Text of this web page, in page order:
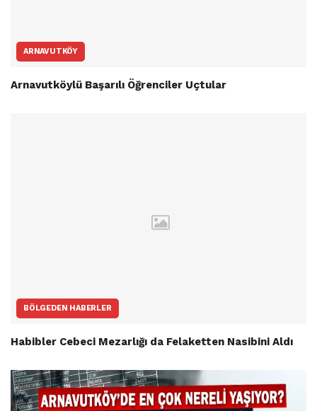
ARNAVUTKÖY
Arnavutköylü Başarılı Öğrenciler Uçtular
BÖLGEDEN HABERLER
Habibler Cebeci Mezarlığı da Felaketten Nasibini Aldı